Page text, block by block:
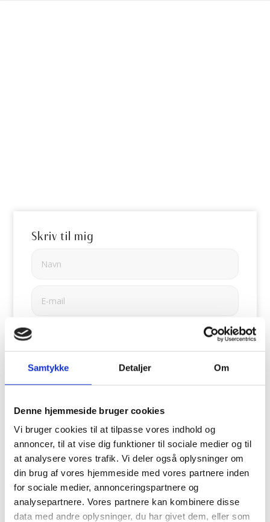
Samtykke Detaljer Om
Denne hjemmeside bruger cookies
Vi bruger cookies til at tilpasse vores indhold og
annoncer, til at vise dig funktioner til sociale medier og til
at analysere vores trafik. Vi deler også oplysninger om
din brug af vores hjemmeside med vores partnere inden
for sociale medier, annonceringspartnere og
analysepartnere. Vores partnere kan kombinere disse
data med andre oplysninger, du har givet dem, eller som
Skriv til mig